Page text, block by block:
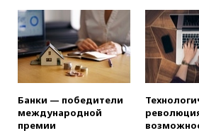
Банки — победители
международной
премии